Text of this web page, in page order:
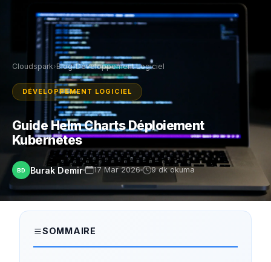
Cloudspark›Blog›Développement Logiciel
DÉVELOPPEMENT LOGICIEL
Guide Helm Charts Déploiement
Kubernetes
BD Burak Demir 17 Mar 2026 9 dk okuma
SOMMAIRE